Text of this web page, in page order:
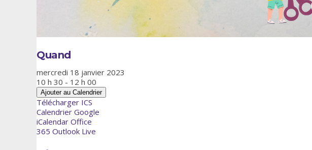
Quand
mercredi 18 janvier 2023
10 h 30 - 12 h 00
Ajouter au Calendrier
Télécharger ICS
Calendrier Google
iCalendar Office
365 Outlook Live